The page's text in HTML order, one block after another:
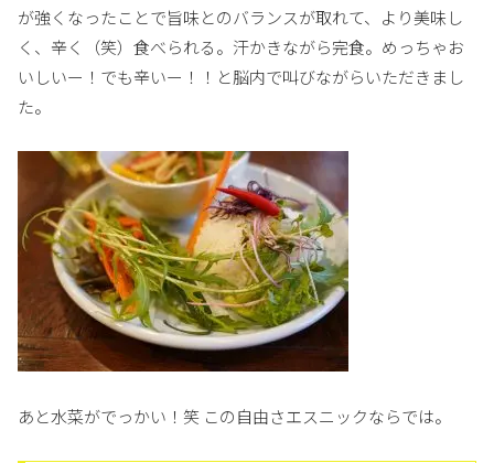
が強くなったことで旨味とのバランスが取れて、より美味し
く、辛く（笑）食べられる。汗かきながら完食。めっちゃお
いしいー！でも辛いー！！と脳内で叫びながらいただきまし
た。
あと水菜がでっかい！笑 この自由さエスニックならでは。